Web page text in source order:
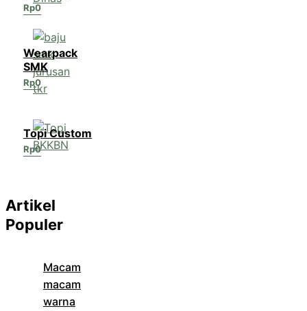
Rp0
Wearpack
SMK
Rp0
Topi Custom
Rp0
Artikel
Populer
Macam
macam
warna